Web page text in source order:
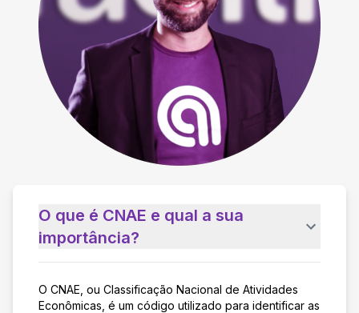
O que é CNAE e qual a sua
importância?
O CNAE, ou Classificação Nacional de Atividades
Econômicas, é um código utilizado para identificar as